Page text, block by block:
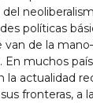
políticas
de la
En muchos
la actualidad
fronteras, a